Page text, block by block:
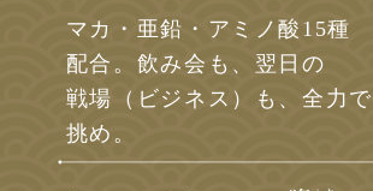
マカ・亜鉛・アミノ酸15種
配合。飲み会も、翌日の
戦場（ビジネス）も、全力で
挑め。